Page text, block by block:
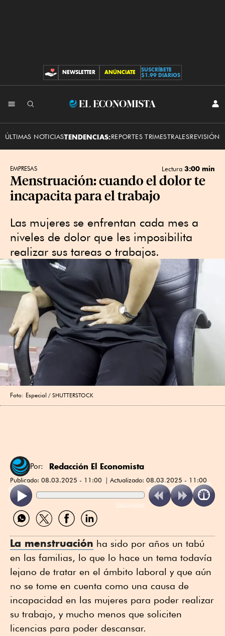
CONTRIBUCIONES
NEWSLETTER ANÚNCIATE
SUSCRÍBETE
$1.99 DIARIOS
El
ÚLTIMAS NOTICIASTENDENCIAS:REPORTES TRIMESTRALESREVISIÓN
EMPRESAS Lectura 3:00 min
Menstruación: cuando el dolor te
incapacita para el trabajo
Las mujeres se enfrentan cada mes a
niveles de dolor que les imposibilita
realizar sus tareas o trabajos.
Foto: Especial SHUTTERSTOCK
Por: Redacción El Economista
Publicado: 08.03.2025 - 11:00 Actualizado: 08.03.2025 - 11:00
ReadSpeaker
Compartir
por
Compartir
por
Compartir
por
Compartir
por
La menstruación ha sido por años un tabú
en las familias, lo que lo hace un tema todavía
lejano de tratar en el ámbito laboral y que aún
no se tome en cuenta como una causa de
incapacidad en las mujeres para poder realizar
su trabajo, y mucho menos que soliciten
licencias para poder descansar.